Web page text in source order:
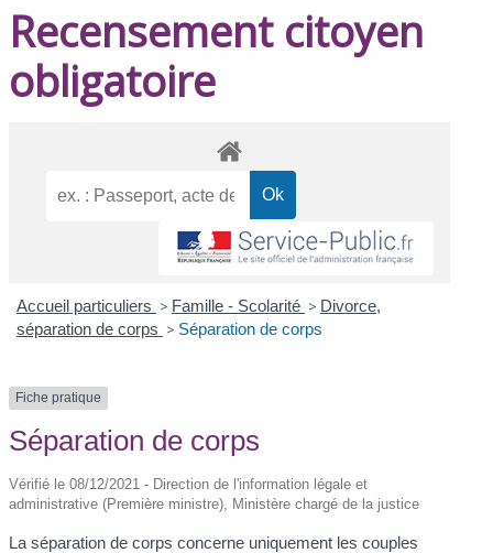
Recensement citoyen
obligatoire
Accueil particuliers > Famille - Scolarité > Divorce,
séparation de corps > Séparation de corps
Fiche pratique
Séparation de corps
Vérifié le 08/12/2021 - Direction de l'information légale et
administrative (Première ministre), Ministère chargé de la justice
La séparation de corps concerne uniquement les couples